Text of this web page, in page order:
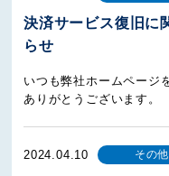
決済サービス復旧に
らせ
いつも弊社ホームページ
ありがとうございます。
2024.04.10 その他